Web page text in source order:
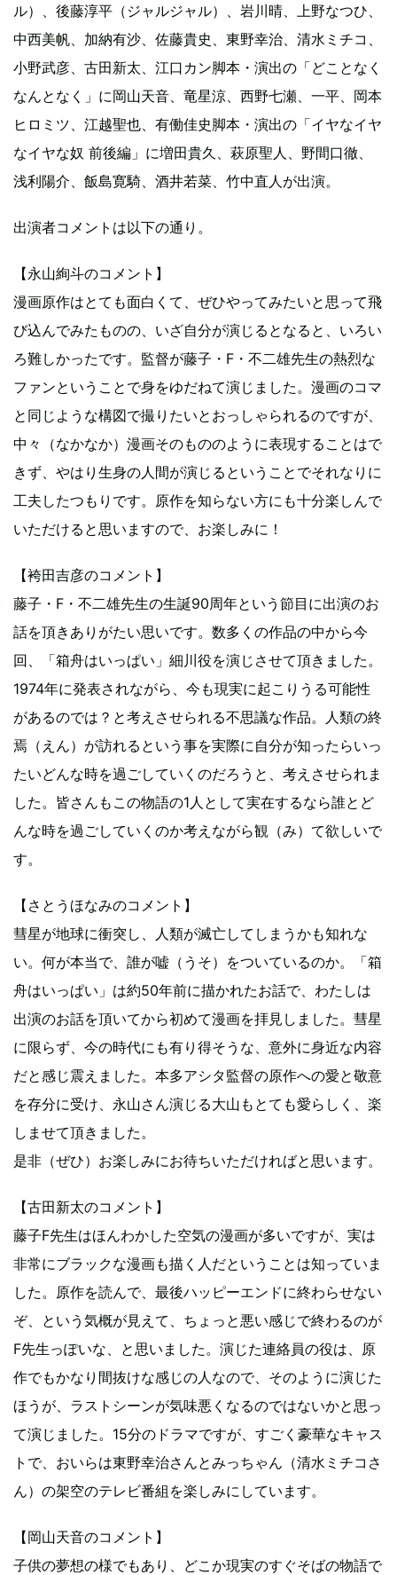
ル）、後藤淳平（ジャルジャル）、岩川晴、上野なつひ、
中西美帆、加納有沙、佐藤貴史、東野幸治、清水ミチコ、
小野武彦、古田新太、江口カン脚本・演出の「どことなく
なんとなく」に岡山天音、竜星涼、西野七瀬、一平、岡本
ヒロミツ、江越聖也、有働佳史脚本・演出の「イヤなイヤ
なイヤな奴 前後編」に増田貴久、萩原聖人、野間口徹、
浅利陽介、飯島寛騎、酒井若菜、竹中直人が出演。
出演者コメントは以下の通り。
【永山絢斗のコメント】
漫画原作はとても面白くて、ぜひやってみたいと思って飛
び込んでみたものの、いざ自分が演じるとなると、いろい
ろ難しかったです。監督が藤子・F・不二雄先生の熱烈な
ファンということで身をゆだねて演じました。漫画のコマ
と同じような構図で撮りたいとおっしゃられるのですが、
中々（なかなか）漫画そのもののように表現することはで
きず、やはり生身の人間が演じるということでそれなりに
工夫したつもりです。原作を知らない方にも十分楽しんで
いただけると思いますので、お楽しみに！
【袴田吉彦のコメント】
藤子・F・不二雄先生の生誕90周年という節目に出演のお
話を頂きありがたい思いです。数多くの作品の中から今
回、「箱舟はいっぱい」細川役を演じさせて頂きました。
1974年に発表されながら、今も現実に起こりうる可能性
があるのでは？と考えさせられる不思議な作品。人類の終
焉（えん）が訪れるという事を実際に自分が知ったらいっ
たいどんな時を過ごしていくのだろうと、考えさせられま
した。皆さんもこの物語の1人として実在するなら誰とど
んな時を過ごしていくのか考えながら観（み）て欲しいで
す。
【さとうほなみのコメント】
彗星が地球に衝突し、人類が滅亡してしまうかも知れな
い。何が本当で、誰が嘘（うそ）をついているのか。「箱
舟はいっぱい」は約50年前に描かれたお話で、わたしは
出演のお話を頂いてから初めて漫画を拝見しました。彗星
に限らず、今の時代にも有り得そうな、意外に身近な内容
だと感じ震えました。本多アシタ監督の原作への愛と敬意
を存分に受け、永山さん演じる大山もとても愛らしく、楽
しませて頂きました。
是非（ぜひ）お楽しみにお待ちいただければと思います。
【古田新太のコメント】
藤子F先生はほんわかした空気の漫画が多いですが、実は
非常にブラックな漫画も描く人だということは知っていま
した。原作を読んで、最後ハッピーエンドに終わらせない
ぞ、という気概が見えて、ちょっと悪い感じで終わるのが
F先生っぽいな、と思いました。演じた連絡員の役は、原
作でもかなり間抜けな感じの人なので、そのように演じた
ほうが、ラストシーンが気味悪くなるのではないかと思っ
て演じました。15分のドラマですが、すごく豪華なキャス
トで、おいらは東野幸治さんとみっちゃん（清水ミチコさ
ん）の架空のテレビ番組を楽しみにしています。
【岡山天音のコメント】
子供の夢想の様でもあり、どこか現実のすぐそばの物語で